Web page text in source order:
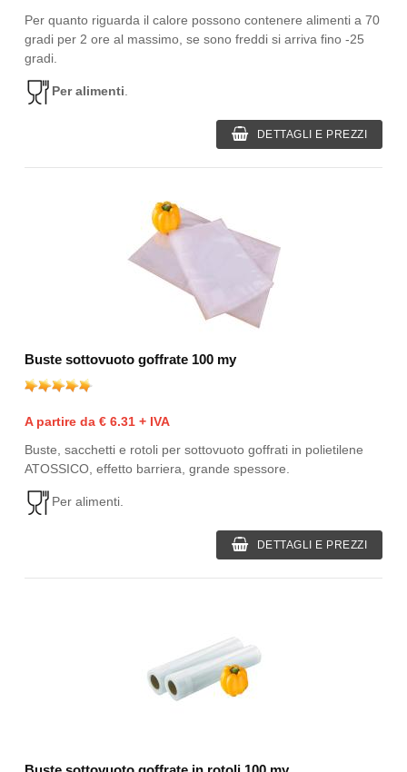
Per quanto riguarda il calore possono contenere alimenti a 70
gradi per 2 ore al massimo, se sono freddi si arriva fino -25
gradi.
Per alimenti
DETTAGLI E PREZZI
Buste sottovuoto goffrate 100 my
A partire da € 6.31 + IVA
Buste, sacchetti e rotoli per sottovuoto goffrati in polietilene
ATOSSICO, effetto barriera, grande spessore.
Per alimenti.
DETTAGLI E PREZZI